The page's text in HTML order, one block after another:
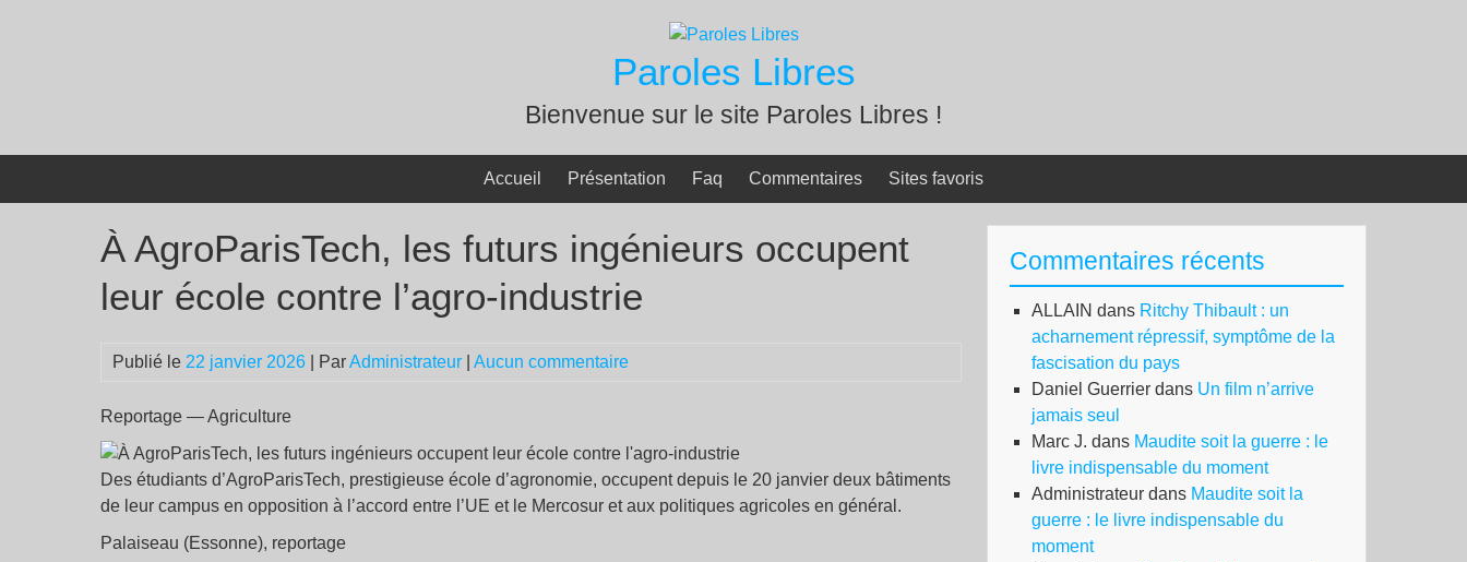
Paroles Libres
Bienvenue sur le site Paroles Libres !
Accueil Présentation Faq Commentaires Sites favoris
À AgroParisTech, les futurs ingénieurs occupent
leur école contre l’agro-industrie
Publié le 22 janvier 2026 | ParAdministrateur Aucun commentaire
Reportage — Agriculture
Des étudiants d’AgroParisTech, prestigieuse école d’agronomie, occupent depuis le 20 janvier deux bâtiments
de leur campus en opposition à l’accord entre l’UE et le Mercosur et aux politiques agricoles en général.
Palaiseau (Essonne), reportage
Commentaires récents
ALLAIN dans Ritchy Thibault : un
acharnement répressif, symptôme de la
fascisation du pays
Daniel Guerrier dans Un film n’arrive
jamais seul
Marc J. dans Maudite soit la guerre : le
livre indispensable du moment
Administrateur dans Maudite soit la
guerre : le livre indispensable du
moment